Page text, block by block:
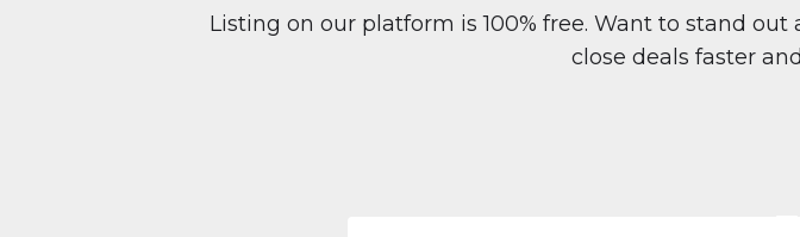
Listing on our platform is 100% free. Want to stand
close deals faster